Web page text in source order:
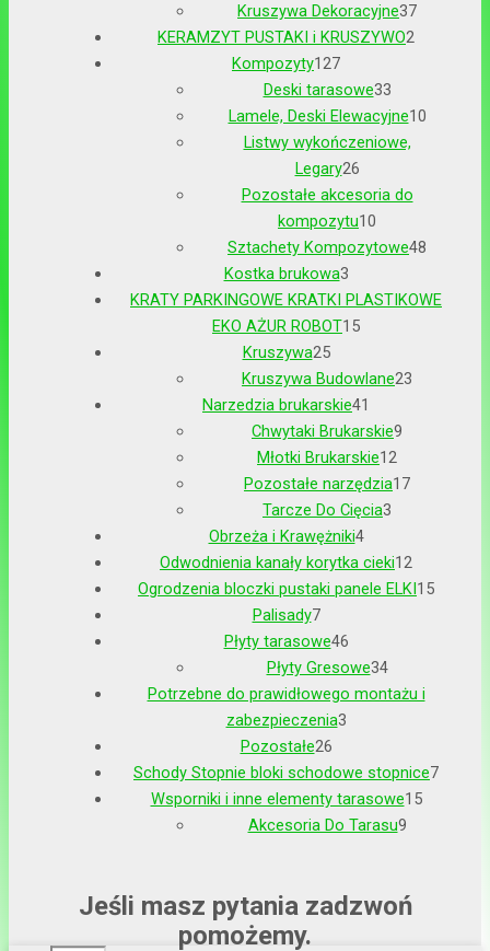
Kruszywa Dekoracyjne37
KERAMZYT PUSTAKI i KRUSZYWO2
Kompozyty127
Deski tarasowe33
Lamele, Deski Elewacyjne10
Listwy wykończeniowe,
Legary26
Pozostałe akcesoria do
kompozytu10
Sztachety Kompozytowe48
Kostka brukowa3
KRATY PARKINGOWE KRATKI PLASTIKOWE
EKO AŻUR ROBOT15
Kruszywa25
Kruszywa Budowlane23
Narzedzia brukarskie41
Chwytaki Brukarskie9
Młotki Brukarskie12
Pozostałe narzędzia17
Tarcze Do Cięcia3
Obrzeża i Krawężniki4
Odwodnienia kanały korytka cieki12
Ogrodzenia bloczki pustaki panele ELKI15
Palisady7
Płyty tarasowe46
Płyty Gresowe34
Potrzebne do prawidłowego montażu i
zabezpieczenia3
Pozostałe26
Schody Stopnie bloki schodowe stopnice7
Wsporniki i inne elementy tarasowe15
Akcesoria Do Tarasu9
Jeśli masz pytania zadzwoń
pomożemy.